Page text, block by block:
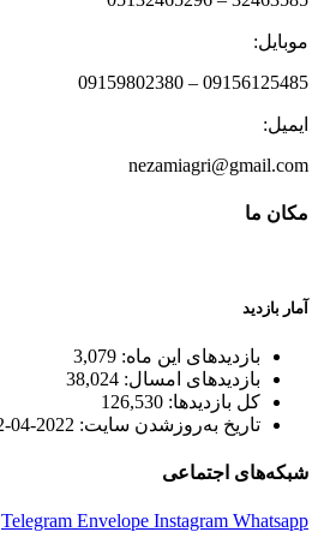
موبایل:
09156125485 – 09159802380
ایمیل:
nezamiagri@gmail.com
مکان ما
آمار بازدید
بازدیدهای این ماه: 3,079
بازدیدهای امسال: 38,024
کل بازدیدها: 126,530
تاریخ به‌روزشدن سایت: 2022-04-12
شبکه‌های اجتماعی
Telegram Envelope Instagram Whatsapp